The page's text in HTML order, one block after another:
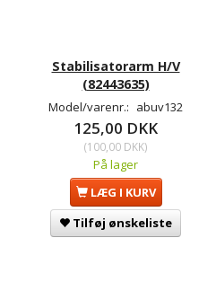
Stabilisatorarm H/V
(82443635)
Model/varenr.: abuv132
125,00 DKK
(100,00 DKK)
På lager
LÆG I KURV
Tilføj ønskeliste